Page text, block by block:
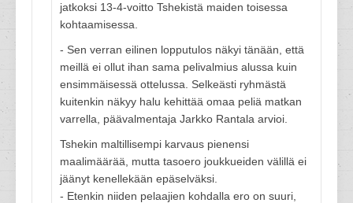
jatkoksi 13-4-voitto Tshekistä maiden toisessa
kohtaamisessa.
- Sen verran eilinen lopputulos näkyi tänään, että
meillä ei ollut ihan sama pelivalmius alussa kuin
ensimmäisessä ottelussa. Selkeästi ryhmästä
kuitenkin näkyy halu kehittää omaa peliä matkan
varrella, päävalmentaja Jarkko Rantala arvioi.
Tshekin maltillisempi karvaus pienensi
maalimäärää, mutta tasoero joukkueiden välillä ei
jäänyt kenellekään epäselväksi.
- Etenkin niiden pelaajien kohdalla ero on suuri,